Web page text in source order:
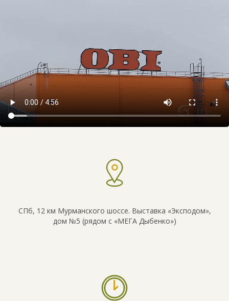
СПб, 12 км Мурманского шоссе. Выставка «Эксподом»,
дом №5 (рядом с «МЕГА Дыбенко»)